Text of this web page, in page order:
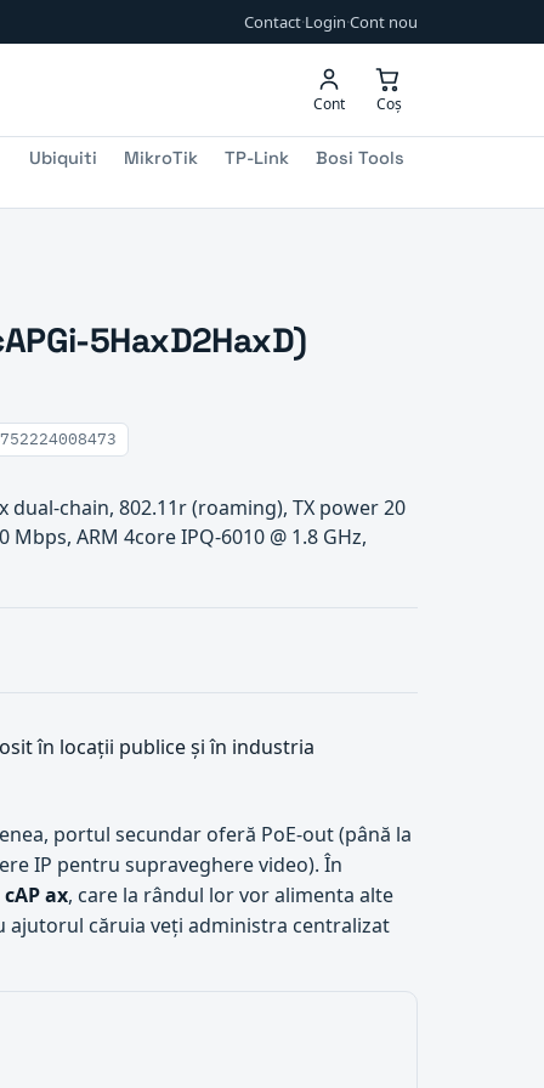
Contact·Login·Cont nou
Cont Coș
Ubiquiti MikroTik TP-Link
Bosi Tools
5HaxD2HaxD)
dual-chain, 802.11r (roaming), TX power 20
Mbps, ARM 4core IPQ-6010 @ 1.8 GHz,
în locații publice și în industria
portul secundar oferă PoE-out (până la
IP pentru supraveghere video). În
cAP ax, care la rândul lor vor alimenta alte
ajutorul căruia veți administra centralizat